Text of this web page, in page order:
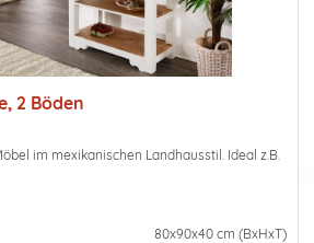
2 Böden
im mexikanischen Landhausstil. Ideal z.B.
80x90x40 cm (BxHxT)